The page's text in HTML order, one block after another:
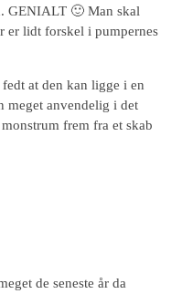
GENIALT 🙂 Man skal
er lidt forskel i pumpernes
at den kan ligge i en
meget anvendelig i det
frem fra et skab
de seneste år da